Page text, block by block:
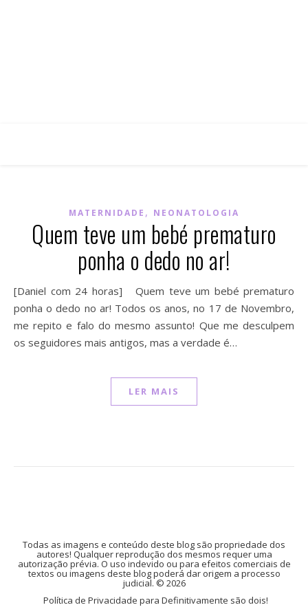
MATERNIDADE , NEONATOLOGIA
Quem teve um bebé prematuro
ponha o dedo no ar!
[Daniel com 24 horas] Quem teve um bebé prematuro
ponha o dedo no ar! Todos os anos, no 17 de Novembro,
me repito e falo do mesmo assunto! Que me desculpem
os seguidores mais antigos, mas a verdade é…
LER MAIS
Todas as imagens e conteúdo deste blog são propriedade dos
autores! Qualquer reprodução dos mesmos requer uma
autorização prévia. O uso indevido ou para efeitos comerciais de
textos ou imagens deste blog poderá dar origem a processo
judicial. © 2026
Política de Privacidade para Definitivamente são dois!